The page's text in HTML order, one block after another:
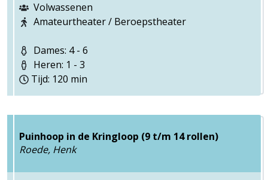
Volwassenen
Amateurtheater / Beroepstheater
Dames: 4 - 6
Heren: 1 - 3
Tijd: 120 min
Puinhoop in de Kringloop (9 t/m 14 rollen)
Roede, Henk